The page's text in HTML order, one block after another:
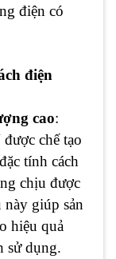
điện có
điện
cao:
chế tạo
tính cách
chịu được
này giúp sản
hiệu quả
sử dụng.